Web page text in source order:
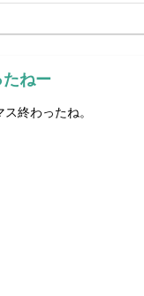
ねー
終わったね。